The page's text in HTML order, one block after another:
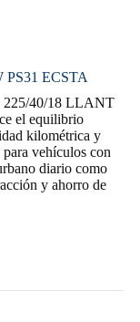
ECSTA
225/40/18 LLANT
el equilibrio
kilométrica y
para vehículos con
diario como
y ahorro de